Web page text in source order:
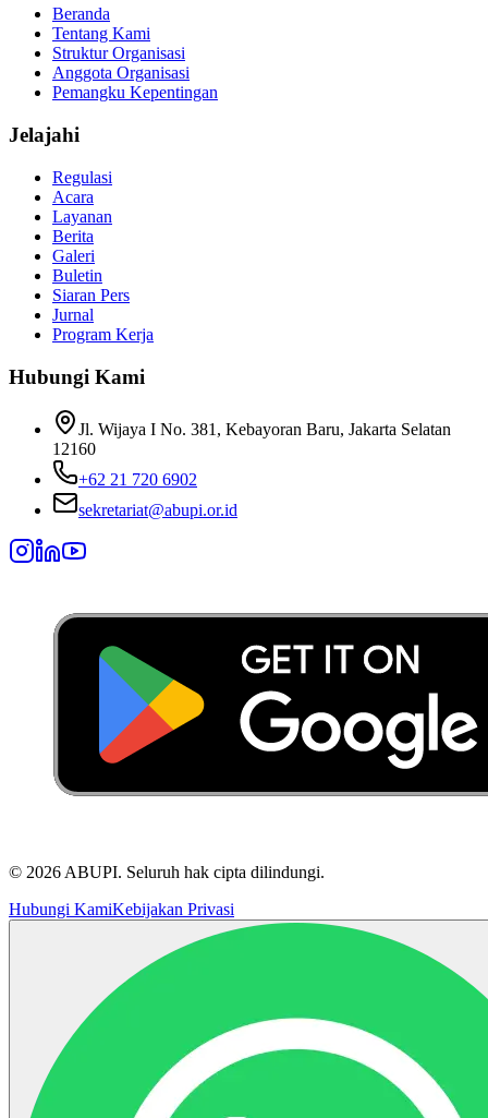
Beranda
Tentang Kami
Struktur Organisasi
Anggota Organisasi
Pemangku Kepentingan
Jelajahi
Regulasi
Acara
Layanan
Berita
Galeri
Buletin
Siaran Pers
Jurnal
Program Kerja
Hubungi Kami
Jl. Wijaya I No. 381, Kebayoran Baru, Jakarta Selatan
12160
+62 21 720 6902
sekretariat@abupi.or.id
© 2026 ABUPI. Seluruh hak cipta dilindungi.
Hubungi KamiKebijakan Privasi